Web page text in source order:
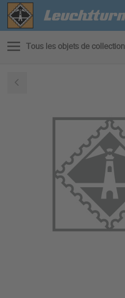
Tous les objets de collection